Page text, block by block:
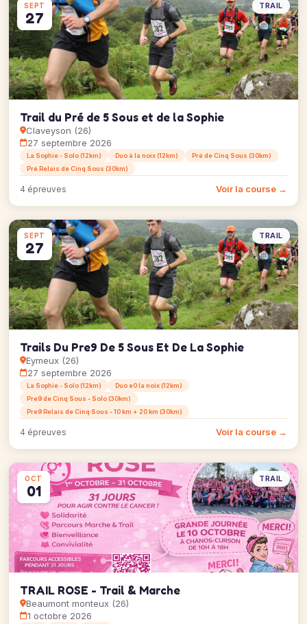
SEPT
27
TRAIL
Trail du Pré de 5 Sous et de la Sophie
Claveyson (26)
27 septembre 2026
La Sophie - Solo (12km) Duo à la noix (12km)
Pré de Cinq Sous (30km)
Pré Relais de Cinq Sous (30km)
4 épreuves Voir la course →
SEPT
27
TRAIL
Trails Du Pre9 De 5 Sous Et De La Sophie
Eymeux (26)
27 septembre 2026
La Sophie - Solo (12km)
Duo e0 la noix (12km)
Pre9 de Cinq Sous - Solo (30km)
Pre9 Relais de Cinq Sous - 10 km + 20 km (30km)
4 épreuves Voir la course →
OCT
01
TRAIL
TRAIL ROSE - Trail & Marche
Beaumont monteux (26)
1 octobre 2026